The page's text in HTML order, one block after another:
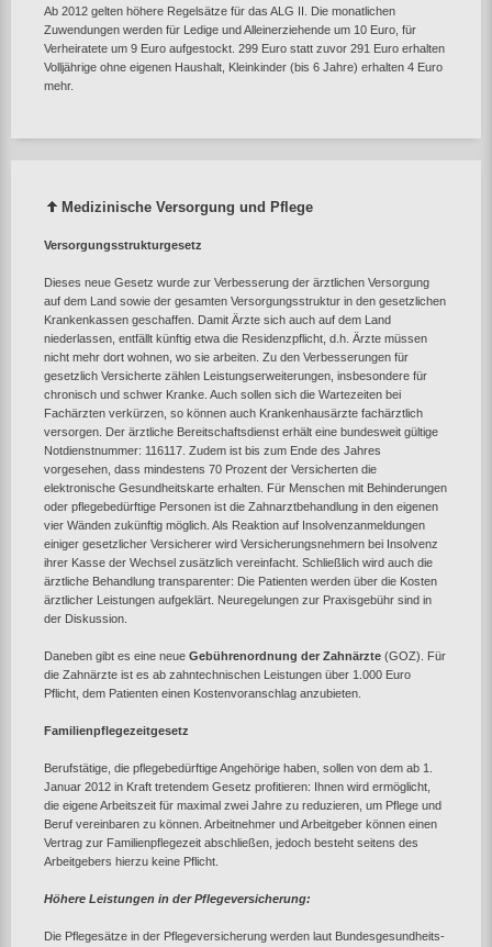
Ab 2012 gelten höhere Regelsätze für das ALG II. Die monatlichen
Zuwendungen werden für Ledige und Alleinerziehende um 10 Euro, für
Verheiratete um 9 Euro aufgestockt. 299 Euro statt zuvor 291 Euro erhalten
Volljährige ohne eigenen Haushalt, Kleinkinder (bis 6 Jahre) erhalten 4 Euro
mehr.
Medizinische Versorgung und Pflege
Versorgungsstrukturgesetz
Dieses neue Gesetz wurde zur Verbesserung der ärztlichen Versorgung
auf dem Land sowie der gesamten Versorgungsstruktur in den gesetzlichen
Krankenkassen geschaffen. Damit Ärzte sich auch auf dem Land
niederlassen, entfällt künftig etwa die Residenzpflicht, d.h. Ärzte müssen
nicht mehr dort wohnen, wo sie arbeiten. Zu den Verbesserungen für
gesetzlich Versicherte zählen Leistungserweiterungen, insbesondere für
chronisch und schwer Kranke. Auch sollen sich die Wartezeiten bei
Fachärzten verkürzen, so können auch Krankenhausärzte fachärztlich
versorgen. Der ärztliche Bereitschaftsdienst erhält eine bundesweit gültige
Notdienstnummer: 116117. Zudem ist bis zum Ende des Jahres
vorgesehen, dass mindestens 70 Prozent der Versicherten die
elektronische Gesundheitskarte erhalten. Für Menschen mit Behinderungen
oder pflegebedürftige Personen ist die Zahnarztbehandlung in den eigenen
vier Wänden zukünftig möglich. Als Reaktion auf Insolvenzanmeldungen
einiger gesetzlicher Versicherer wird Versicherungsnehmern bei Insolvenz
ihrer Kasse der Wechsel zusätzlich vereinfacht. Schließlich wird auch die
ärztliche Behandlung transparenter: Die Patienten werden über die Kosten
ärztlicher Leistungen aufgeklärt. Neuregelungen zur Praxisgebühr sind in
der Diskussion.
Daneben gibt es eine neue Gebührenordnung der Zahnärzte (GOZ). Für
die Zahnärzte ist es ab zahntechnischen Leistungen über 1.000 Euro
Pflicht, dem Patienten einen Kostenvoranschlag anzubieten.
Familienpflegezeitgesetz
Berufstätige, die pflegebedürftige Angehörige haben, sollen von dem ab 1.
Januar 2012 in Kraft tretendem Gesetz profitieren: Ihnen wird ermöglicht,
die eigene Arbeitszeit für maximal zwei Jahre zu reduzieren, um Pflege und
Beruf vereinbaren zu können. Arbeitnehmer und Arbeitgeber können einen
Vertrag zur Familienpflegezeit abschließen, jedoch besteht seitens des
Arbeitgebers hierzu keine Pflicht.
Höhere Leistungen in der Pflegeversicherung:
Die Pflegesätze in der Pflegeversicherung werden laut Bundesgesundheits-